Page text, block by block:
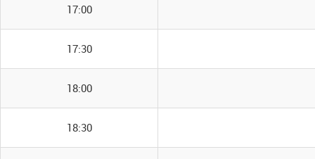
17:00
17:30
18:00
18:30